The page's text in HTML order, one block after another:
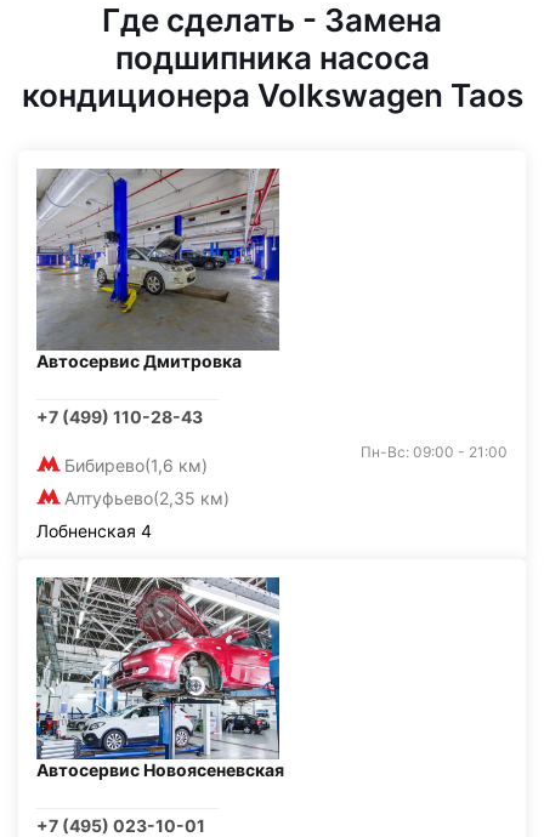
Где сделать - Замена
подшипника насоса
кондиционера Volkswagen Taos
Автосервис Дмитровка
+7 (499) 110-28-43
Бибирево(1,6 км)
Алтуфьево(2,35 км)
Пн-Вс: 09:00 - 21:00
Лобненская 4
Автосервис Новоясеневская
+7 (495) 023-10-01